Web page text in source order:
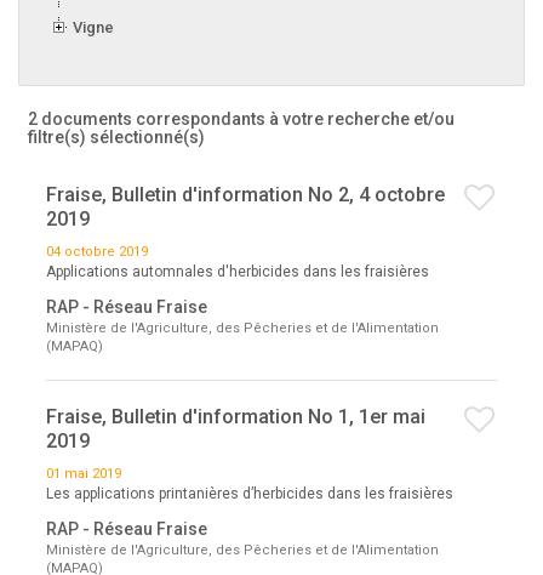
Vigne
2 documents correspondants à votre recherche et/ou
filtre(s) sélectionné(s)
Fraise, Bulletin d'information No 2, 4 octobre
2019
04 octobre 2019
Applications automnales d'herbicides dans les fraisières
RAP - Réseau Fraise
Ministère de l'Agriculture, des Pêcheries et de l'Alimentation
(MAPAQ)
Fraise, Bulletin d'information No 1, 1er mai
2019
01 mai 2019
Les applications printanières d’herbicides dans les fraisières
RAP - Réseau Fraise
Ministère de l'Agriculture, des Pêcheries et de l'Alimentation
(MAPAQ)